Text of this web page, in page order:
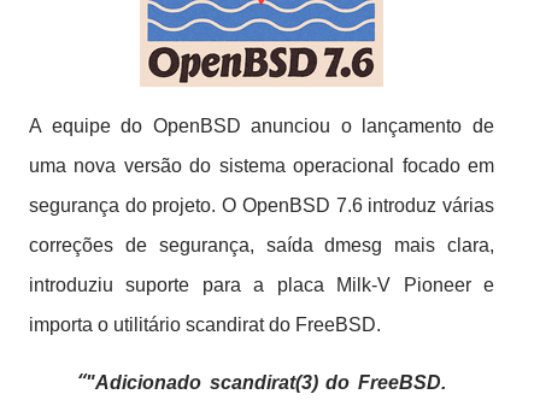
A equipe do OpenBSD anunciou o lançamento de
uma nova versão do sistema operacional focado em
segurança do projeto.O OpenBSD 7.6 introduz várias
correções de segurança, saída dmesg mais clara,
introduziu suporte para a placa Milk-V Pioneer e
importa o utilitário scandirat do FreeBSD.
"Adicionado scandirat(3) do FreeBSD.